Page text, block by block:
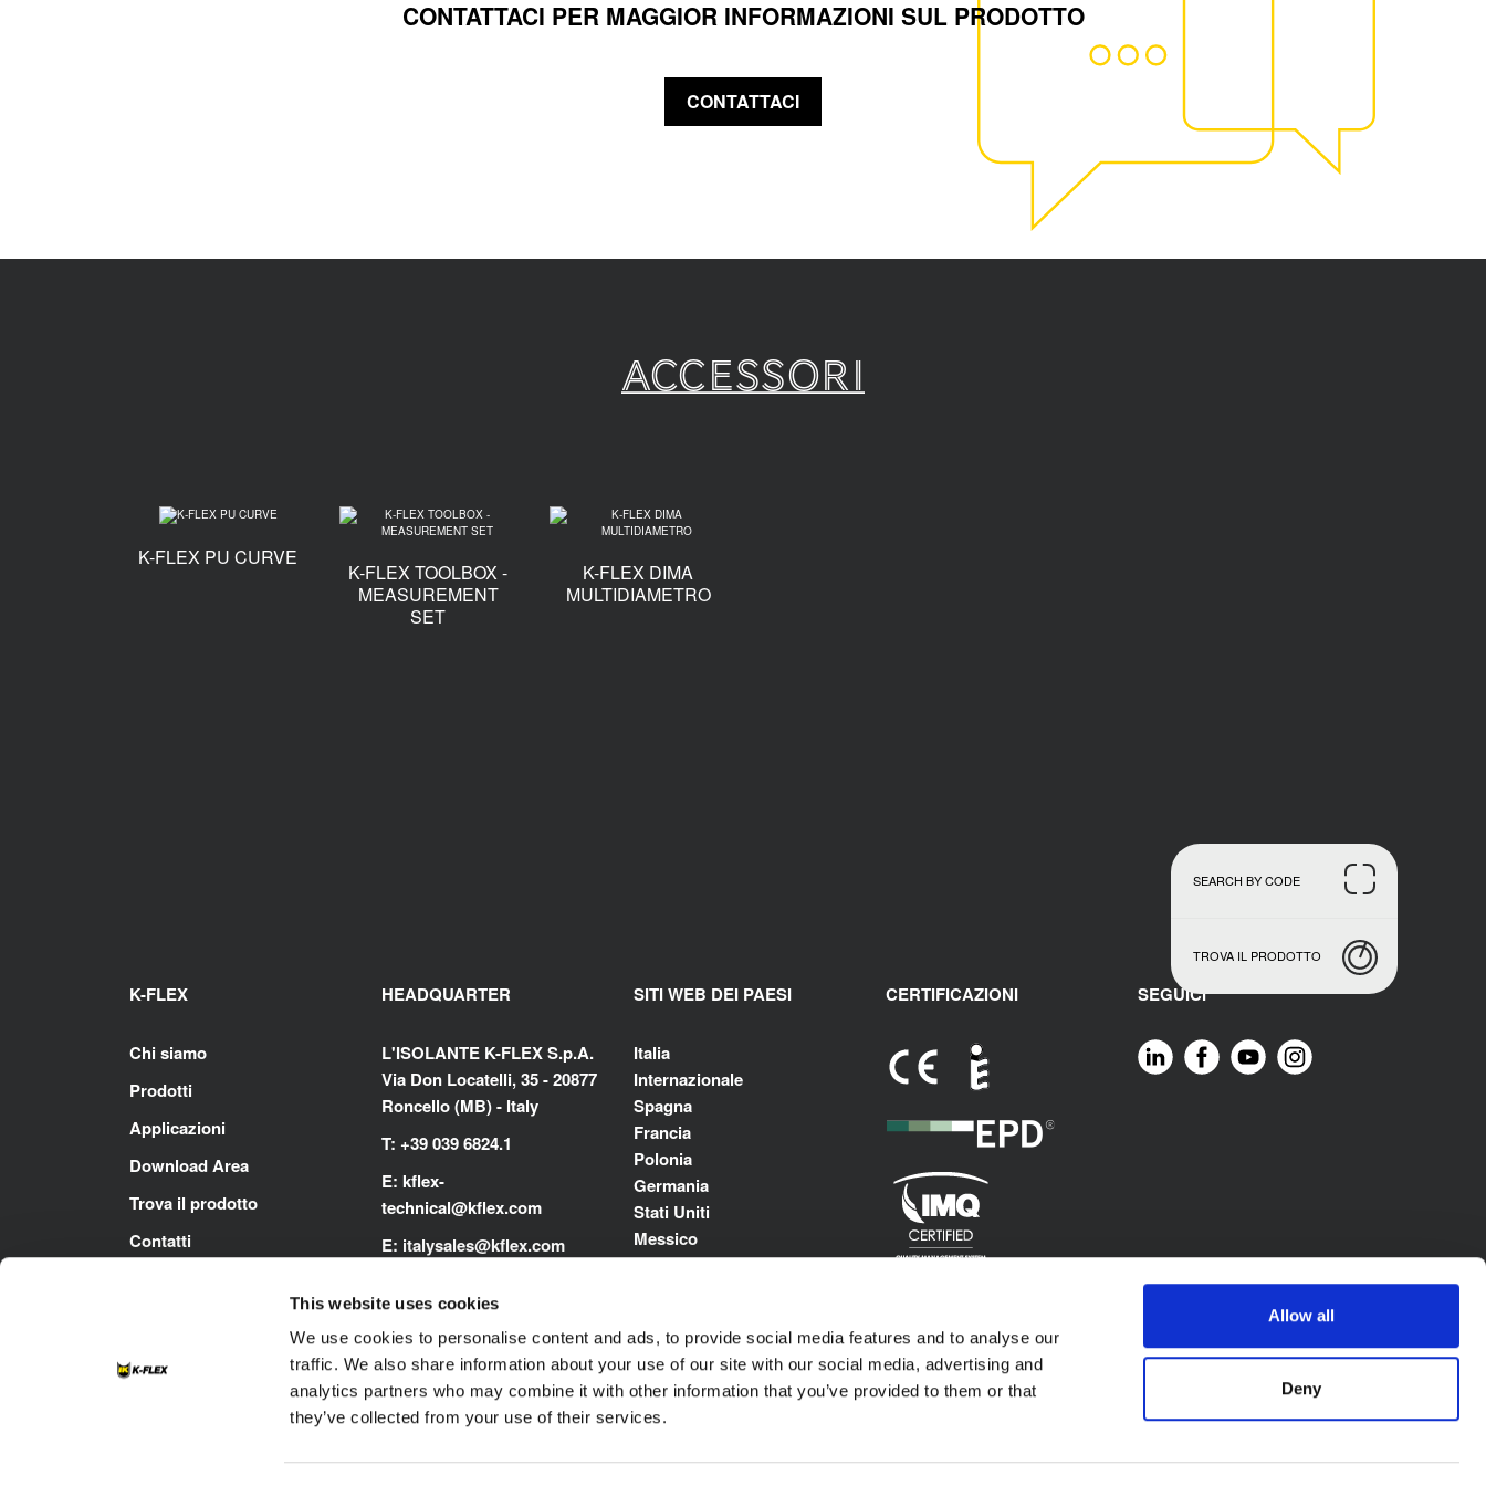
This website uses cookies
We use cookies to personalise content and ads, to provide social media features and to analyse our
traffic. We also share information about your use of our site with our social media, advertising and
analytics partners who may combine it with other information that you’ve provided to them or that
they’ve collected from your use of their services.
Allow all
Deny
SEARCH BY CODE
TROVA IL PRODOTTO
CONTATTACI PER MAGGIOR INFORMAZIONI SUL PRODOTTO
CONTATTACI
Accessori
K-FLEX PU CURVE
K-FLEX TOOLBOX -
MEASUREMENT
SET
K-FLEX DIMA
MULTIDIAMETRO
K-FLEX
Chi siamo
Prodotti
Applicazioni
Download Area
Trova il prodotto
Contatti
HEADQUARTER
L'ISOLANTE K-FLEX S.p.A.
Via Don Locatelli, 35 - 20877
Roncello (MB) - Italy
T: +39 039 6824.1
E: kflex-
technical@kflex.com
E: italysales@kflex.com
SITI WEB DEI PAESI
Italia
Internazionale
Spagna
Francia
Polonia
Germania
Stati Uniti
Messico
India
CERTIFICAZIONI SEGUICI